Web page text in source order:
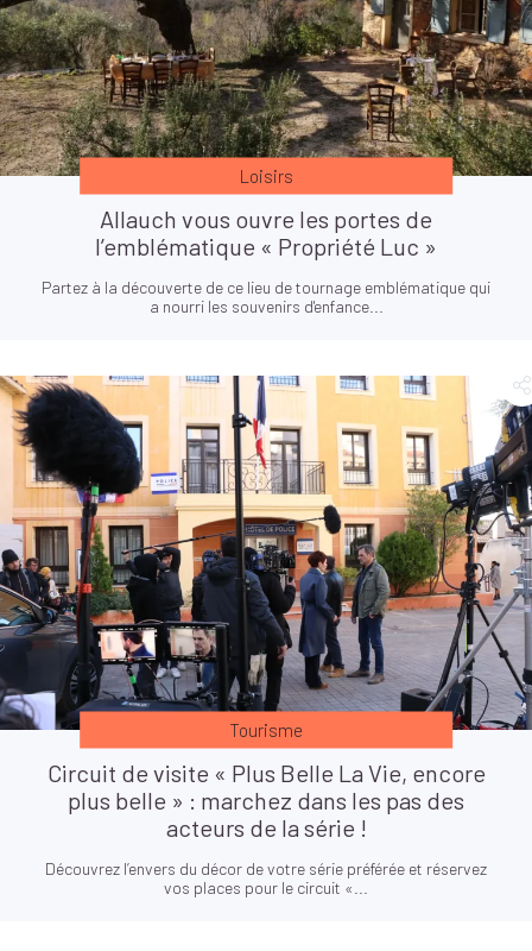
Loisirs
Allauch vous ouvre les portes de
l’emblématique « Propriété Luc »
Partez à la découverte de ce lieu de tournage emblématique qui
a nourri les souvenirs d'enfance...
Tourisme
Circuit de visite « Plus Belle La Vie, encore
plus belle » : marchez dans les pas des
acteurs de la série !
Découvrez l’envers du décor de votre série préférée et réservez
vos places pour le circuit «...